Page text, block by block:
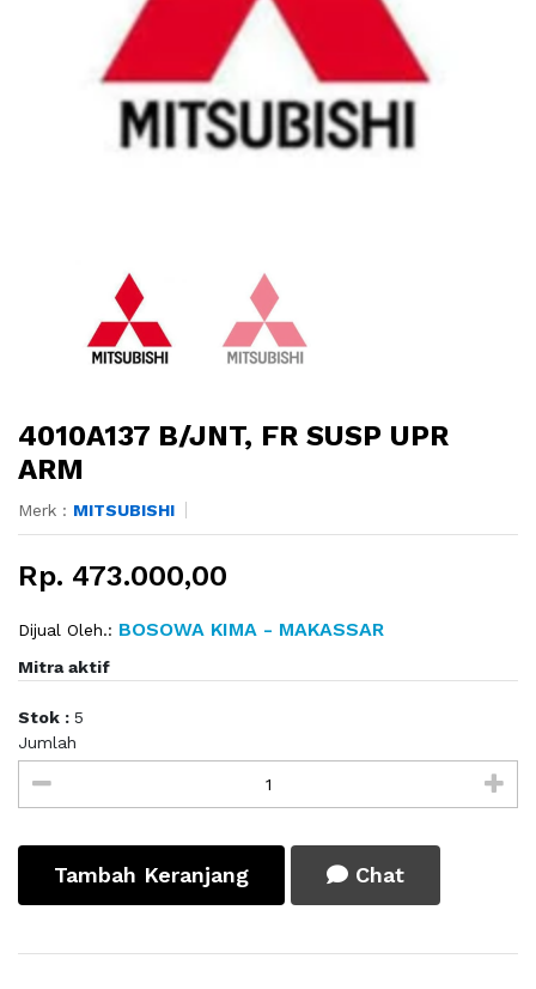
4010A137 B/JNT, FR SUSP UPR
ARM
Merk : MITSUBISHI
Rp. 473.000,00
Dijual Oleh.: BOSOWA KIMA - MAKASSAR
Mitra aktif
Stok : 5
Jumlah
Tambah Keranjang Chat